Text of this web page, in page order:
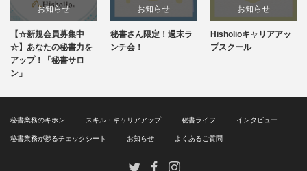
らせ
分類
員募集中
の秘書力を
秘書サロ
秘書さん限定！週末ラ
ンチ会！
Hisholioキャリアアッ
毎週水曜
秘書業務のキホン スキル・キャリアアップ 秘書ライフ インタビュー
秘書業務が捗るチェックシート お知らせ よくあるご質問
TwitterFacebook